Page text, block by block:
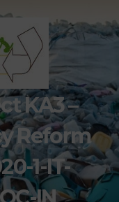
KA3 –
Reform
1-IT-